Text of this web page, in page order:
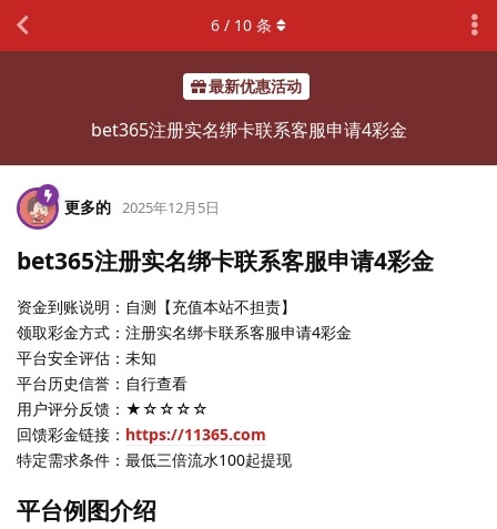
最新优惠活动
bet365注册实名绑卡联系客服申请4彩金
6 / 10 条
更多的 2025年12月5日
bet365注册实名绑卡联系客服申请4彩金
资金到账说明：自测【充值本站不担责】
领取彩金方式：注册实名绑卡联系客服申请4彩金
平台安全评估：未知
平台历史信誉：自行查看
用户评分反馈：★☆☆☆☆
回馈彩金链接： https://11365.com
特定需求条件：最低三倍流水100起提现
平台例图介绍